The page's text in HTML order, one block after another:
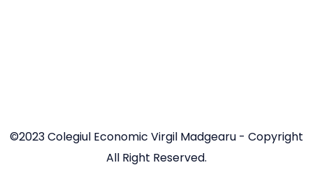
©2023 Colegiul Economic Virgil Madgearu - Copyright
All Right Reserved.